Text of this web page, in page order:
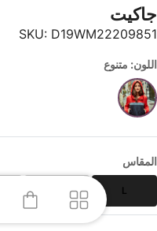
جاكيت
SKU: D19WM22209851
اللون: متنوع
المقاس
L